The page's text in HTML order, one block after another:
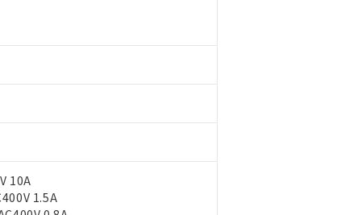
10A
1.5A